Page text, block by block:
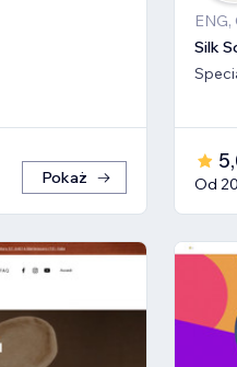
Pokaż
ENG,
Silk
Od